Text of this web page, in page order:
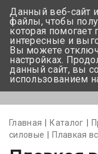
Главная Каталог
силовые
Плавкая
Данный веб-сайт
файлы, чтобы
которая
интересные и
Вы можете
настройках.
данный сайт, вы
использованием